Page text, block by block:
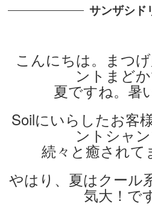
サンザシド
こんにちは。まつ
ントまどか
夏ですね。暑
Soilにいらしたお客
ントシャ
続々と癒されて
やはり、夏はクール
気大！で